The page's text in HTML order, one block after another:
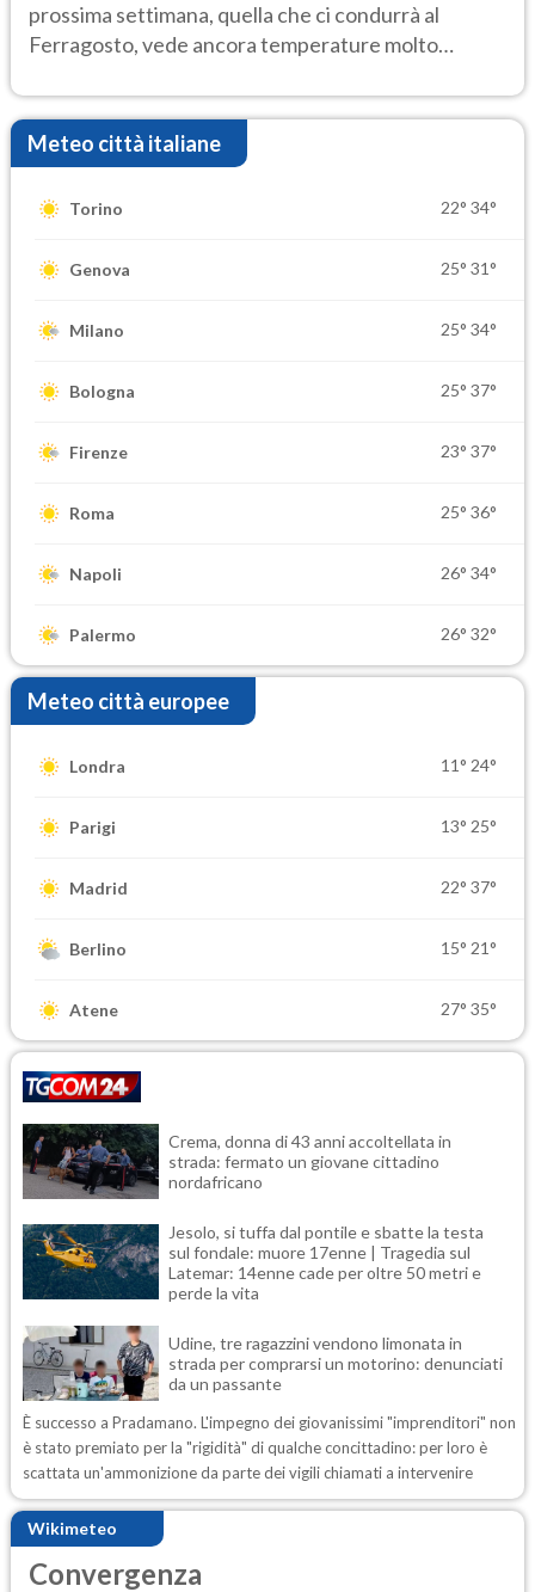
prossima settimana, quella che ci condurrà al
Ferragosto, vede ancora temperature molto
Meteo città italiane
Torino 22° 34°
Genova 25° 31°
Milano 25° 34°
Bologna 25° 37°
Firenze 23° 37°
Roma 25° 36°
Napoli 26° 34°
Palermo 26° 32°
Meteo città europee
Londra 11° 24°
Parigi 13° 25°
Madrid 22° 37°
Berlino 15° 21°
Atene 27° 35°
Crema, donna di 43 anni accoltellata in
strada: fermato un giovane cittadino
nordafricano
Jesolo, si tuffa dal pontile e sbatte la testa
sul fondale: muore 17enne | Tragedia sul
Latemar: 14enne cade per oltre 50 metri e
perde la vita
Udine, tre ragazzini vendono limonata in
strada per comprarsi un motorino: denunciati
da un passante
È successo a Pradamano. L'impegno dei giovanissimi "imprenditori" non
è stato premiato per la "rigidità" di qualche concittadino: per loro è
scattata un'ammonizione da parte dei vigili chiamati a intervenire
Wikimeteo
Convergenza